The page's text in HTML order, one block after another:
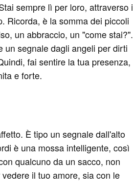
sempre lì per loro, attraverso i
Ricorda, è la somma dei piccoli
un abbraccio, un "come stai?".
un segnale dagli angeli per dirti
fai sentire la tua presenza,
e forte.
È tipo un segnale dall'alto
è una mossa intelligente, così
qualcuno da un sacco, non
il tuo amore, sia con le